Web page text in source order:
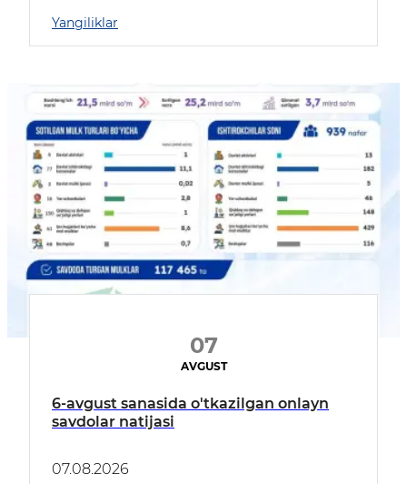
Yangiliklar
07
AVGUST
6-avgust sanasida o'tkazilgan onlayn
savdolar natijasi
07.08.2026